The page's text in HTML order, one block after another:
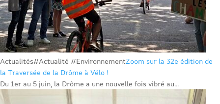
Actualités#Actualité #EnvironnementZoom sur la 32e édition de
la Traversée de la Drôme à Vélo !
Du 1er au 5 juin, la Drôme a une nouvelle fois vibré au...